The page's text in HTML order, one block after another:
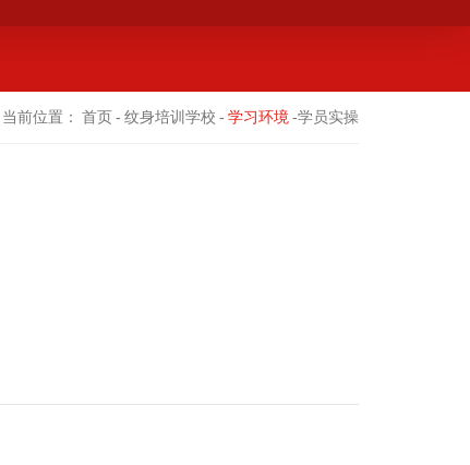
当前位置： 首页- 纹身培训学校 - 学习环境 -学员实操